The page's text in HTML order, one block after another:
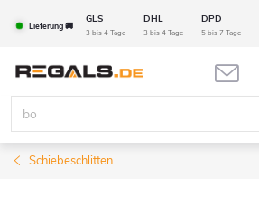
InhaltLieferung 🚚
GLS DHL DPD
3 bis 4 Tage 3 bis 4 Tage 5 bis 7 Tage
Schiebeschlitten